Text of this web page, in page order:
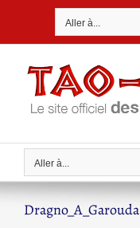
Aller à...
Aller à...
Dragno_A_Garouda